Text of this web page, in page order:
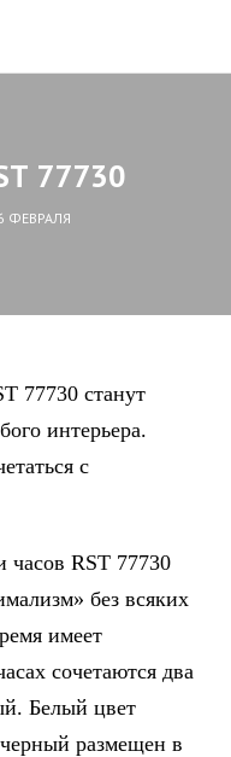
77730
ФЕВРАЛЯ
77730 станут
интерьера.
с
часов RST 77730
без всяких
имеет
сочетаются два
Белый цвет
размещен в